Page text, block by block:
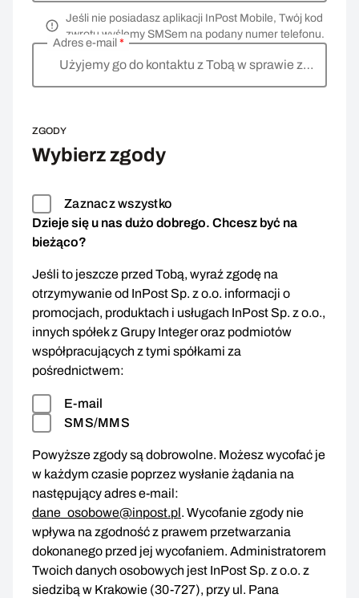
Jeśli nie posiadasz aplikacji InPost Mobile, Twój kod
zwrotu wyślemy SMSem na podany numer telefonu.
Użyjemy go do kontaktu z Tobą w sprawie zwrotu
Adres e-mail *
ZGODY
Wybierz zgody
Zaznacz wszystko
Dzieje się u nas dużo dobrego. Chcesz być na
bieżąco?
Jeśli to jeszcze przed Tobą, wyraź zgodę na
otrzymywanie od InPost Sp. z o.o. informacji o
promocjach, produktach i usługach InPost Sp. z o.o.,
innych spółek z Grupy Integer oraz podmiotów
współpracujących z tymi spółkami za
pośrednictwem:
E-mail
SMS/MMS
Powyższe zgody są dobrowolne. Możesz wycofać je
w każdym czasie poprzez wysłanie żądania na
następujący adres e-mail:
dane_osobowe@inpost.pl. Wycofanie zgody nie
wpływa na zgodność z prawem przetwarzania
dokonanego przed jej wycofaniem. Administratorem
Twoich danych osobowych jest InPost Sp. z o.o. z
siedzibą w Krakowie (30-727), przy ul. Pana